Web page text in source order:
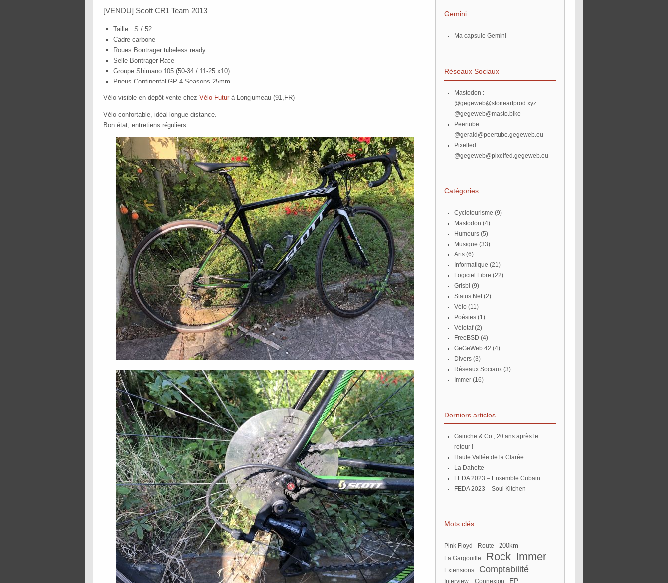
[VENDU] Scott CR1 Team 2013
Taille : S / 52
Cadre carbone
Roues Bontrager tubeless ready
Selle Bontrager Race
Groupe Shimano 105 (50-34 / 11-25 x10)
Pneus Continental GP 4 Seasons 25mm
Vélo visible en dépôt-vente chez Vélo Futur à Longjumeau (91,FR)
Vélo confortable, idéal longue distance.
Bon état, entretiens réguliers.
Gemini
Ma capsule Gemini
Réseaux Sociaux
Mastodon :
@gegeweb@stoneartprod.xyz
@gegeweb@masto.bike
Peertube :
@gerald@peertube.gegeweb.eu
Pixelfed :
@gegeweb@pixelfed.gegeweb.eu
Catégories
Cyclotourisme (9)
Mastodon (4)
Humeurs (5)
Musique (33)
Arts (6)
Informatique (21)
Logiciel Libre (22)
Grisbi (9)
Status.Net (2)
Vélo (11)
Poésies (1)
Vélotaf(2)
FreeBSD (4)
GeGeWeb.42 (4)
Divers (3)
Réseaux Sociaux (3)
Immer (16)
Derniers articles
Gainche & Co., 20 ans après le
retour !
Haute Vallée de la Clarée
La Dahette
FEDA 2023 – Ensemble Cubain
FEDA 2023 – Soul Kitchen
Mots clés
Pink Floyd route 200km
La Gargouille Rock Immer
extensions Comptabilité
Interview. connexion EP